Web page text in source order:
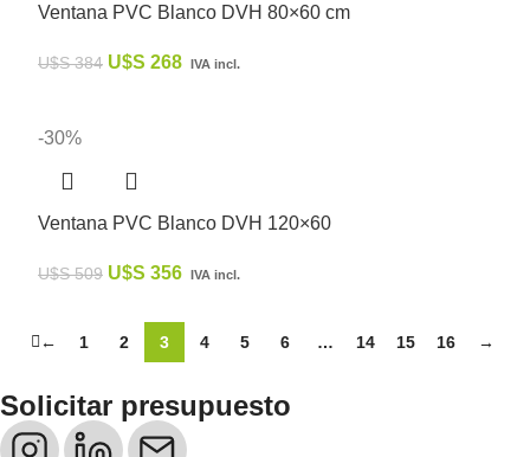
Ventana PVC Blanco DVH 80×60 cm
U$S384 U$S 268 IVA incl.
-30%
Ventana PVC Blanco DVH 120×60
U$S509 U$S 356 IVA incl.
← 1 2 3 4 5 6 … 14 15 16 →
Solicitar presupuesto